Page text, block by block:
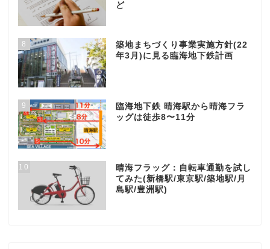
ど
8
築地まちづくり事業実施方針(22
年3月)に見る臨海地下鉄計画
9
臨海地下鉄 晴海駅から晴海フラ
ッグは徒歩8〜11分
10
晴海フラッグ：自転車通勤を試し
てみた(新橋駅/東京駅/築地駅/月
島駅/豊洲駅)